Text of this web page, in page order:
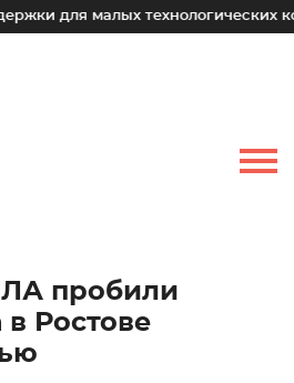
малых технологических компаний
пробили
Ростове